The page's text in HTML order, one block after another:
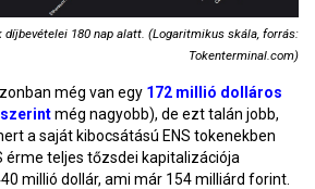
díjbevételei 180 nap alatt. (Logaritmikus skála, forrás:
Tokenterminal.com)
még van egy 172 millió dolláros
még nagyobb), de ezt talán jobb,
a saját kibocsátású ENS tokenekben
érme teljes tőzsdei kapitalizációja
millió dollár, ami már 154 milliárd forint.